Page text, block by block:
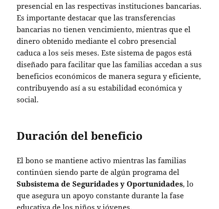
presencial en las respectivas instituciones bancarias.
Es importante destacar que las transferencias
bancarias no tienen vencimiento, mientras que el
dinero obtenido mediante el cobro presencial
caduca a los seis meses. Este sistema de pagos está
diseñado para facilitar que las familias accedan a sus
beneficios económicos de manera segura y eficiente,
contribuyendo así a su estabilidad económica y
social.
Duración del beneficio
El bono se mantiene activo mientras las familias
continúen siendo parte de algún programa del
Subsistema de Seguridades y Oportunidades, lo
que asegura un apoyo constante durante la fase
educativa de los niños y jóvenes.